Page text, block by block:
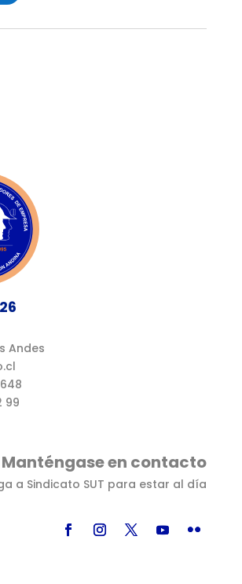
Andes
99
Manténgase en contacto
a Sindicato SUT para estar al día